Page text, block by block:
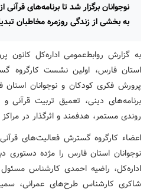
نوجوانان برگزار شد تا برنامه‌های
به بخشی از زندگی روزمره مخاطبان
به گزارش روابط‌عمومی اداره‌کل کانون
استان فارس، اولین نشست کارگروه
پرورش فکری کودکان و نوجوانان
برنامه‌های دینی، تعمیق تربیت قرآنی
روندی مستمر، هدفمند و اثرگذار در
اعضاء کارگروه گسترش فعالیت‌های
نوجوانان استان فارس را مژده دستوری
اداره‌کل، راضیه احمدی کارشناس
شاکری کارشناس طرح‌های عمرانی،